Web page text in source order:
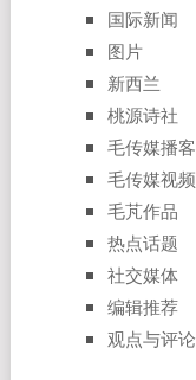
国际新闻
图片
新西兰
桃源诗社
毛传媒播客
毛传媒视频
毛芃作品
热点话题
社交媒体
编辑推荐
观点与评论